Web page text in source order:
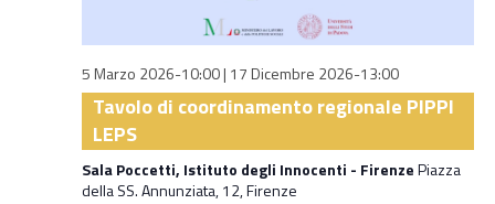
5 Marzo 2026-10:00| 17 Dicembre 2026-13:00
Tavolo di coordinamento regionale PIPPI
LEPS
Sala Poccetti, Istituto degli Innocenti - FirenzePiazza
della SS. Annunziata, 12, Firenze